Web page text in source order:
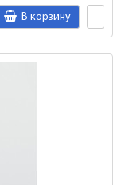
В корзину